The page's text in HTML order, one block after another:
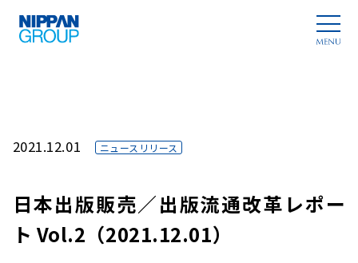
2021.12.01 ニュースリリース
日本出版販売／出版流通改革レポー
ト Vol.2（2021.12.01）